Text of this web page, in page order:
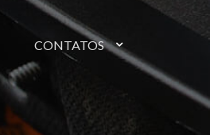
CONTATOS